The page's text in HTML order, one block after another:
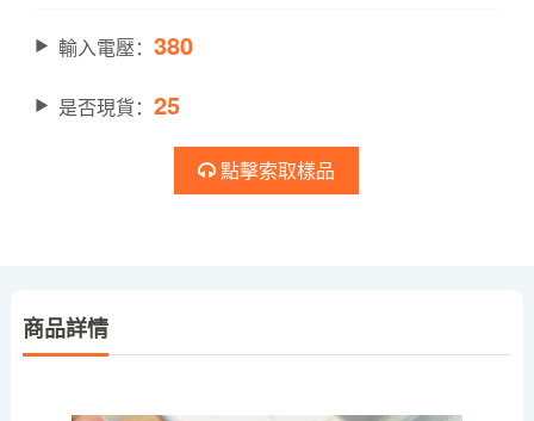
輸入電壓： 380
是否現貨： 25
點擊索取樣品
商品詳情